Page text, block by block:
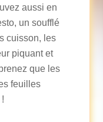
aussi en
un soufflé
cuisson, les
piquant et
que les
feuilles